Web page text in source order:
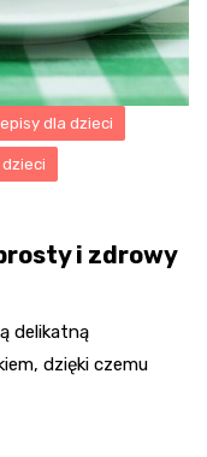
dla dzieci
i zdrowy
delikatną
dzięki czemu